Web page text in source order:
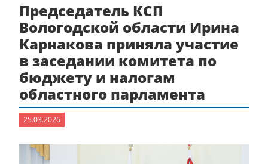
Председатель КСП
Вологодской области Ирина
Карнакова приняла участие
в заседании комитета по
бюджету и налогам
областного парламента
25.03.2026